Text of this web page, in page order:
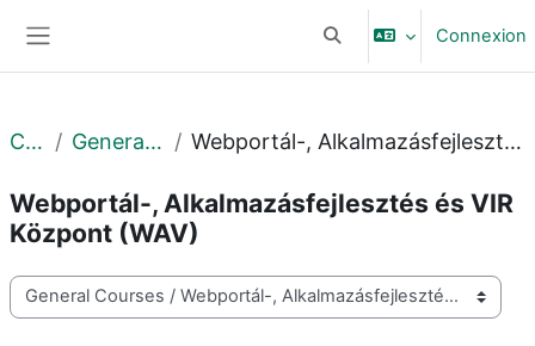
Activer/désactiver la
Connexion
Cours General Courses Webportál-, Alkalmazásfejlesztés és VIR Központ (WAV)
Webportál-, Alkalmazásfejlesztés és VIR
Központ (WAV)
Catégories de cours